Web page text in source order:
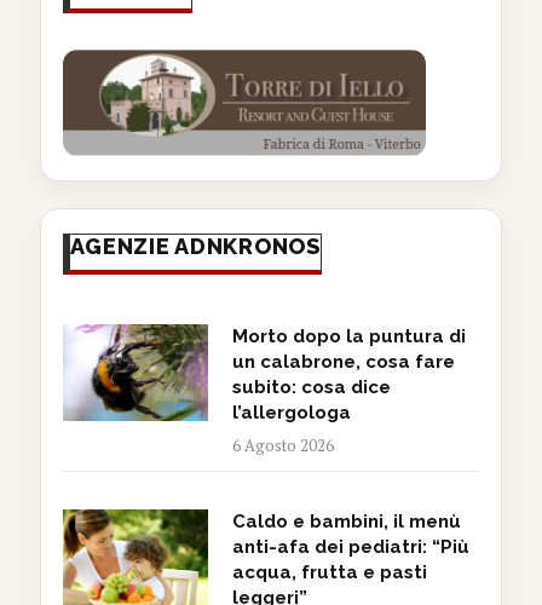
AGENZIE ADNKRONOS
Morto dopo la puntura di
un calabrone, cosa fare
subito: cosa dice
l’allergologa
6 Agosto 2026
Caldo e bambini, il menù
anti-afa dei pediatri: “Più
acqua, frutta e pasti
leggeri”